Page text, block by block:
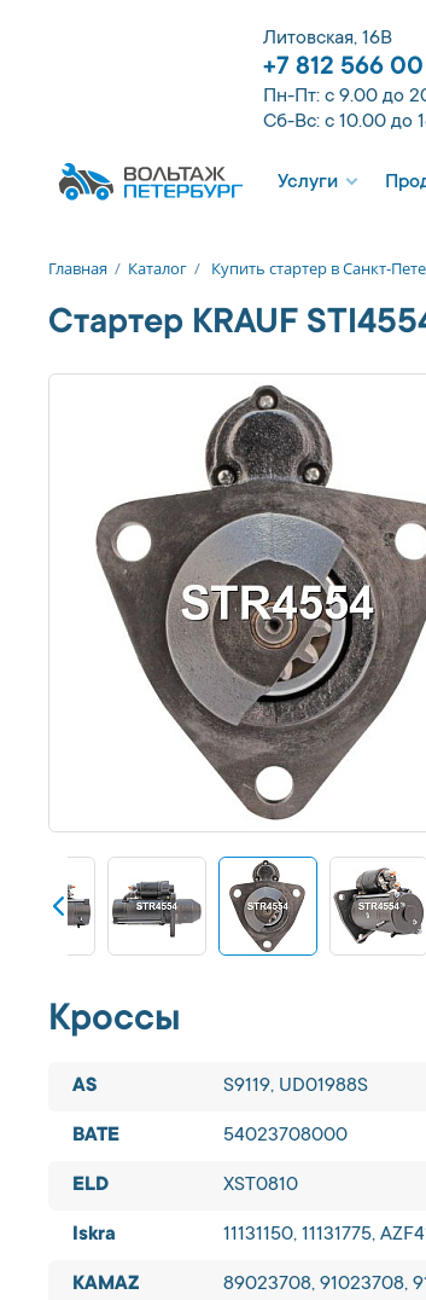
Литовская, 16В
+7 812 566
Пн-Пт: с 9.00 до
Сб-Вс: с 10.00 до
Услуги
Главная / Каталог / Купить стартер в Санкт-
Стартер KRAUF
Кроссы
AS S9119, UD01988S
BATE 54023708000
ELD XST0810
Iskra 11131150, 11131775,
KAMAZ 89023708, 91023708,